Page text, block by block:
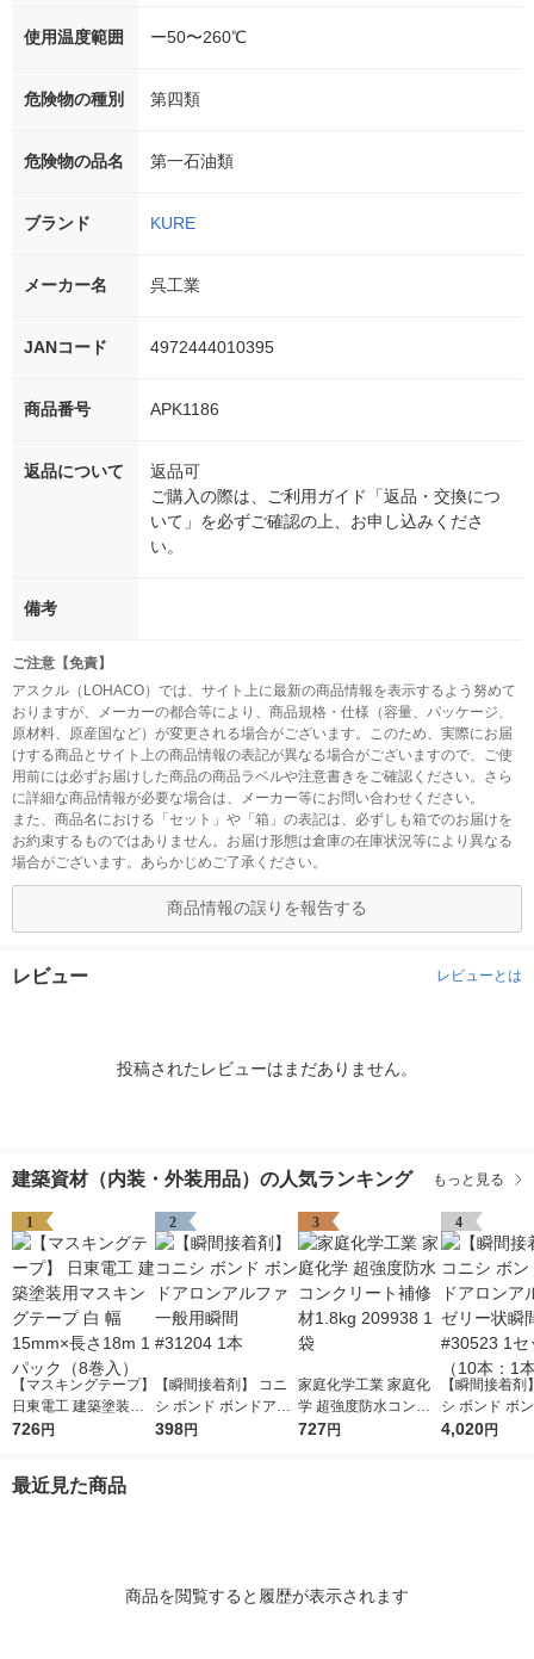
使用温度範囲 ー50〜260℃
危険物の種別 第四類
危険物の品名 第一石油類
ブランド KURE
メーカー名 呉工業
JANコード 4972444010395
商品番号 APK1186
返品について
返品可
ご購入の際は、ご利用ガイド「返品・交換につ
いて」を必ずご確認の上、お申し込みくださ
い。
備考
ご注意【免責】
アスクル（LOHACO）では、サイト上に最新の商品情報を表示するよう努めて
おりますが、メーカーの都合等により、商品規格・仕様（容量、パッケージ、
原材料、原産国など）が変更される場合がございます。このため、実際にお届
けする商品とサイト上の商品情報の表記が異なる場合がございますので、ご使
用前には必ずお届けした商品の商品ラベルや注意書きをご確認ください。さら
に詳細な商品情報が必要な場合は、メーカー等にお問い合わせください。
また、商品名における「セット」や「箱」の表記は、必ずしも箱でのお届けを
お約束するものではありません。お届け形態は倉庫の在庫状況等により異なる
場合がございます。あらかじめご了承ください。
商品情報の誤りを報告する
レビュー レビューとは
投稿されたレビューはまだありません。
建築資材（内装・外装用品）の人気ランキング もっと見る
1
【マスキングテープ】
日東電工 建築塗装用
マスキングテープ 白
726円
2
【瞬間接着剤】 コニ
シ ボンド ボンドアロ
ンアルファ一般用瞬間
398円
3
家庭化学工業 家庭化
学 超強度防水コンク
リート補修材1.8kg 20
727円
4
【瞬間接着剤
シ ボンド ボ
ンアルフアゼ
4,020円
最近見た商品
商品を閲覧すると履歴が表示されます